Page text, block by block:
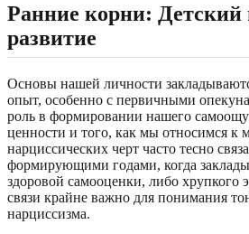
Ранние корни: Детский
развитие
Основы нашей личности
опыт, особенно с первичными
роль в формировании нашего
ценности и того, как мы относимся к
нарциссических черт часто тесно
формирующими годами, когда
здоровой самооценки, либо хрупкого
связи крайне важно для понимания
нарциссизма.